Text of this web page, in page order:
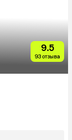
9.5
93 отзыва